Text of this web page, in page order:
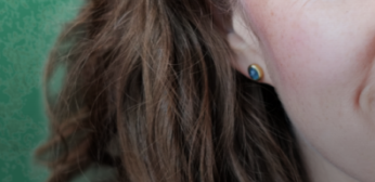
populärer Gesangstechnik